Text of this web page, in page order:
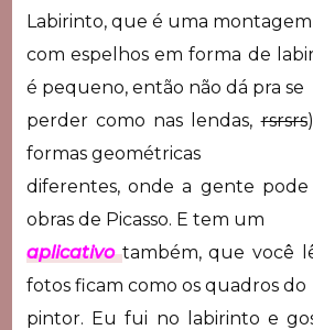
Labirinto, que é uma
com espelhos em forma de
é pequeno, então não dá pra se
perder como nas lendas,rsrsrs
formas geométricas
diferentes, onde a gente
obras de Picasso. E tem um
aplicativotambém, que você
fotos ficam como os quadros do
pintor. Eu fui no labirinto e